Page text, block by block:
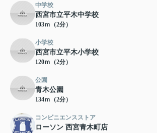
中学校
西宮市立平木中学校
103ｍ（2分）
小学校
西宮市立平木小学校
120ｍ（2分）
公園
青木公園
134ｍ（2分）
コンビニエンスストア
ローソン 西宮青木町店